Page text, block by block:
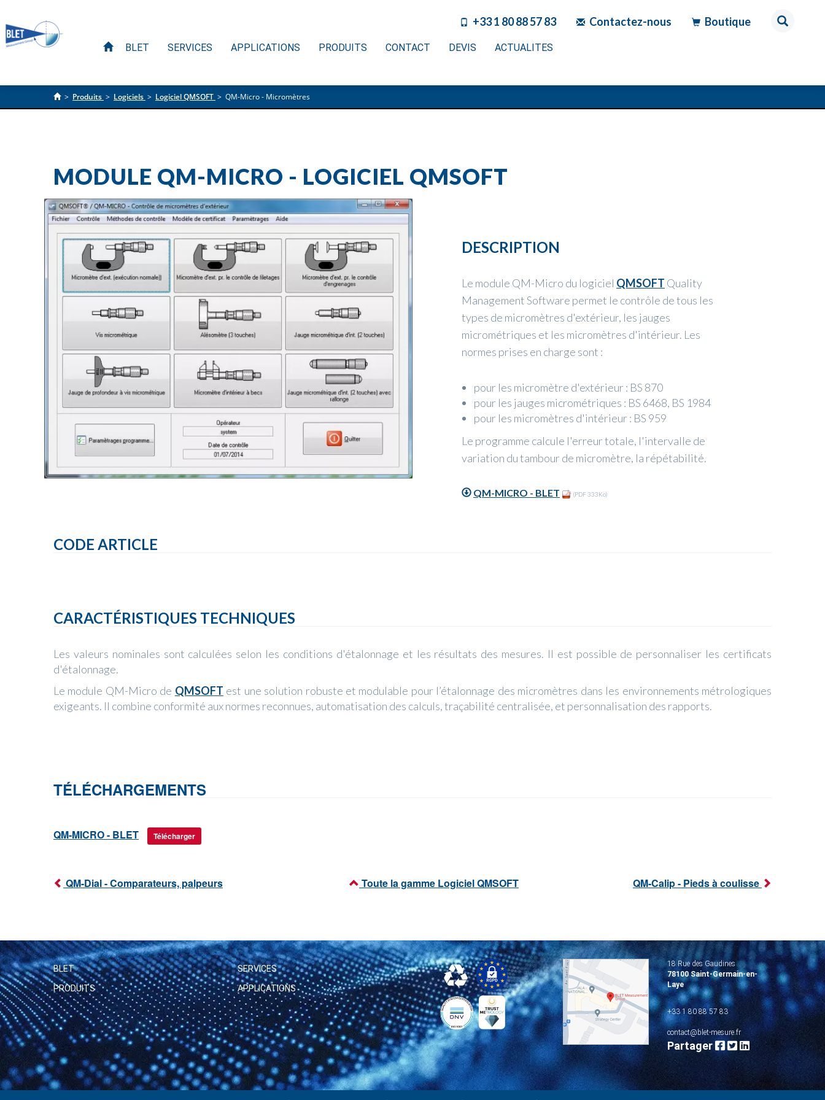
+33 1 80 88 57 83 Contactez-nous Boutique
BLET SERVICES APPLICATIONS PRODUITS CONTACT DEVIS ACTUALITES
> Produits > Logiciels > Logiciel QMSOFT > QM-Micro - Micromètres
MODULE QM-MICRO - LOGICIEL QMSOFT
DESCRIPTION
Le module QM-Micro du logiciel QMSOFT Quality
Management Software permet le contrôle de tous les
types de micromètres d'extérieur, les jauges
micrométriques et les micromètres d'intérieur. Les
normes prises en charge sont : ​
pour les micromètre d'extérieur : BS 870
pour les jauges micrométriques : BS 6468, BS 1984
pour les micromètres d'intérieur : BS 959
Le programme calcule l'erreur totale, l'intervalle de
variation du tambour de micromètre, la répétabilité.
QM-MICRO - BLET (PDF 333Ko)
CODE ARTICLE
CARACTÉRISTIQUES TECHNIQUES
Les valeurs nominales sont calculées selon les conditions d'étalonnage et les résultats des mesures. Il est possible de personnaliser les certificats
d'étalonnage.
Le module QM-Micro de QMSOFT est une solution robuste et modulable pour l’étalonnage des micromètres dans les environnements métrologiques
exigeants. Il combine conformité aux normes reconnues, automatisation des calculs, traçabilité centralisée, et personnalisation des rapports.
TÉLÉCHARGEMENTS
QM-MICRO - BLET Télécharger
QM-Dial - Comparateurs, palpeurs Toute la gamme Logiciel QMSOFT QM-Calip - Pieds à coulisse
BLET
PRODUITS
SERVICES
APPLICATIONS
18 Rue des Gaudines
78100 Saint-Germain-en-
Laye
+33 1 80 88 57 83
contact@blet-mesure.fr
Partager